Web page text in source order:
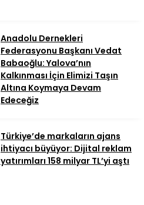
Anadolu Dernekleri
Federasyonu Başkanı Vedat
Babaoğlu: Yalova’nın
Kalkınması İçin Elimizi Taşın
Altına Koymaya Devam
Edeceğiz
Türkiye’de markaların ajans
ihtiyacı büyüyor: Dijital reklam
yatırımları 158 milyar TL’yi aştı